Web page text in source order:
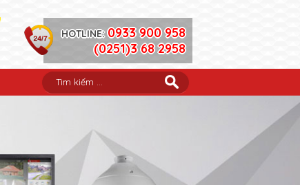
HOTLINE:0933 900 958
(0251)3 68 2958